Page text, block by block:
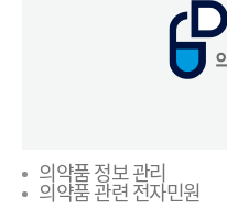
의약품 정보 관리
의약품 관련 전자민원